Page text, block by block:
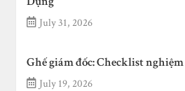
July 31, 2026
Ghế giám đốc: Checklist
July 19, 2026